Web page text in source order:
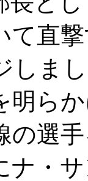
て直
しま
明ら
の選
ナ・